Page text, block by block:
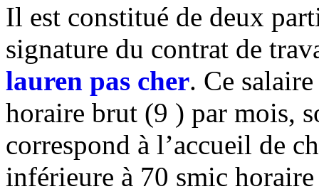
Il est constitué de deux
signature du contrat de
lauren pas cher. Ce
horaire brut (9 ) par mois,
correspond à l’accueil de
inférieure à 70 smic